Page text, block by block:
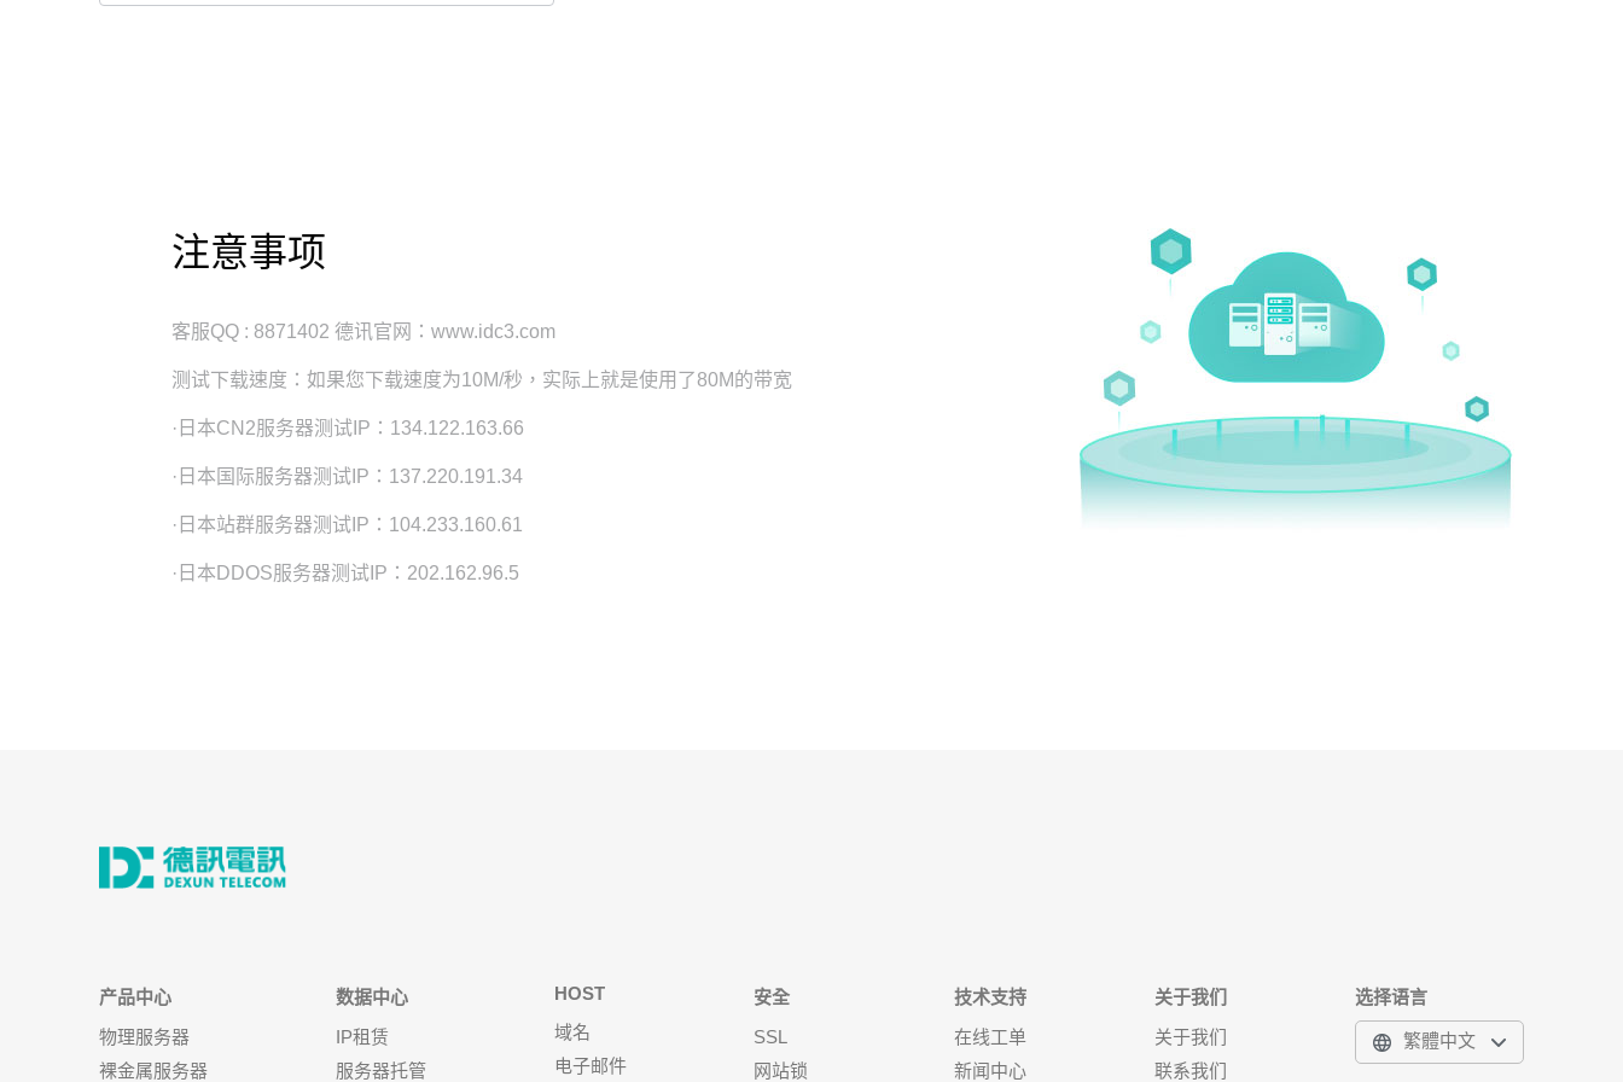
注意事项
客服QQ : 8871402 德讯官网：www.idc3.com
测试下载速度：如果您下载速度为10M/秒，实际上就是使用了80M的带宽
·日本CN2服务器测试IP：134.122.163.66
·日本国际服务器测试IP：137.220.191.34
·日本站群服务器测试IP：104.233.160.61
·日本DDOS服务器测试IP：202.162.96.5
产品中心
物理服务器
裸金属服务器
数据中心
IP租赁
服务器托管
HOST
域名
电子邮件
安全
SSL
网站锁
技术支持
在线工单
新闻中心
关于我们
关于我们
联系我们
选择语言
繁體中文